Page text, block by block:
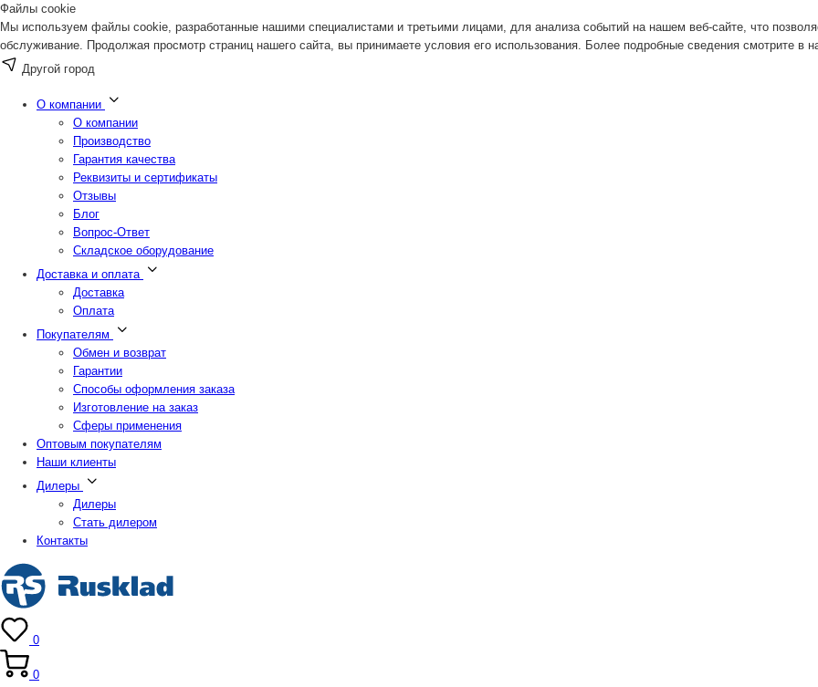
Файлы cookie
Мы используем файлы cookie, разработанные нашими специалистами и третьими лицами, для анализа событий на нашем веб-сайте, что
обслуживание. Продолжая просмотр страниц нашего сайта, вы принимаете условия его использования. Более подробные сведения смотрите в
Другой город
О компании
О компании
Производство
Гарантия качества
Реквизиты и сертификаты
Отзывы
Блог
Вопрос-Ответ
Складское оборудование
Доставка и оплата
Доставка
Оплата
Покупателям
Обмен и возврат
Гарантии
Способы оформления заказа
Изготовление на заказ
Сферы применения
Оптовым покупателям
Наши клиенты
Дилеры
Дилеры
Стать дилером
Контакты
0
0